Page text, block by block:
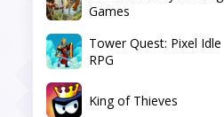
Games
Tower Quest: Pixel Idle
RPG
King of Thieves